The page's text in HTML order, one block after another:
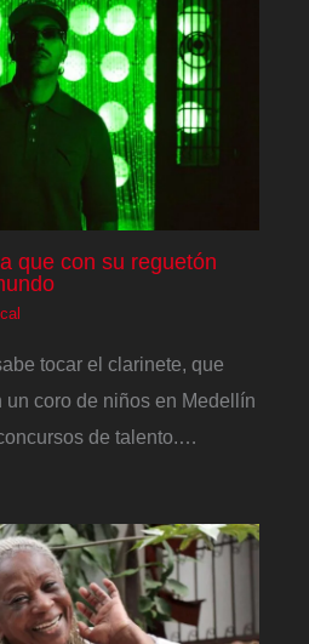
que con su reguetón
tocar el clarinete, que
un coro de niños en Medellín
de talento.…